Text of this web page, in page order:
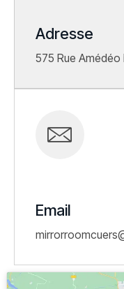
Adresse
575 Rue
Email